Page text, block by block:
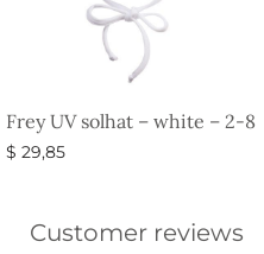
Frey UV solhat – white – 2-8
$ 29,85
Customer reviews